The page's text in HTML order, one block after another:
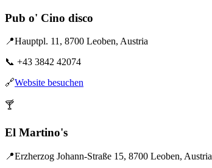
Pub o' Cino disco
📍Hauptpl. 11, 8700 Leoben, Austria
📞 +43 3842 42074
🔗Website besuchen
🍸
El Martino's
📍Erzherzog Johann-Straße 15, 8700 Leoben, Austria